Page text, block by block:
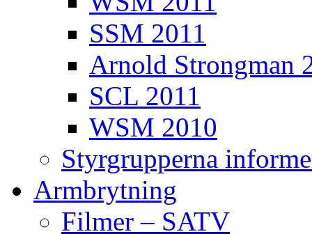
SSM 2011
Arnold Strongman
SCL 2011
WSM 2010
Styrgrupperna
Armbrytning
Filmer – SATV